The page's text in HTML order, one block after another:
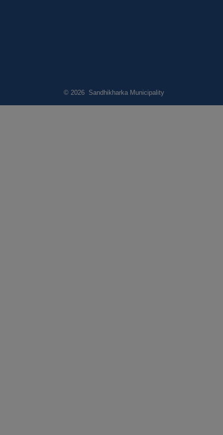
© 2026 Sandhikharka Municipality